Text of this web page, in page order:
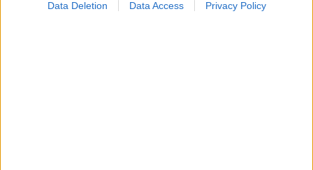
Data Deletion Data Access Privacy Policy